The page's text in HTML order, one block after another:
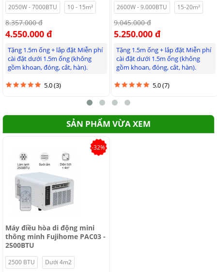
Bảngđiều khiển cảmứng cao cấp
2050W - 7000BTU 10 - 15m²
8.357.000 đ
4.550.000 đ
Tặng 1.5m ống + lắp đặt Miễn phí
cài đặt dưới 1.5m ống (không
gồm khoan, đóng, cắt, hàn).
5.0 (3)
2600W - 9.000BTU 15-20m²
9.045.000 đ
5.250.000 đ
Tặng 1.5m ống + lắp đặt Miễn phí
cài đặt dưới 1.5m ống (không
gồm khoan, đóng, cắt, hàn).
5.0 (7)
SẢN PHẨM VỪA XEM
-32%
Máy điều hòa di động mini
thông minh Fujihome PAC03 -
2500BTU
2500 BTU Dưới 4m2